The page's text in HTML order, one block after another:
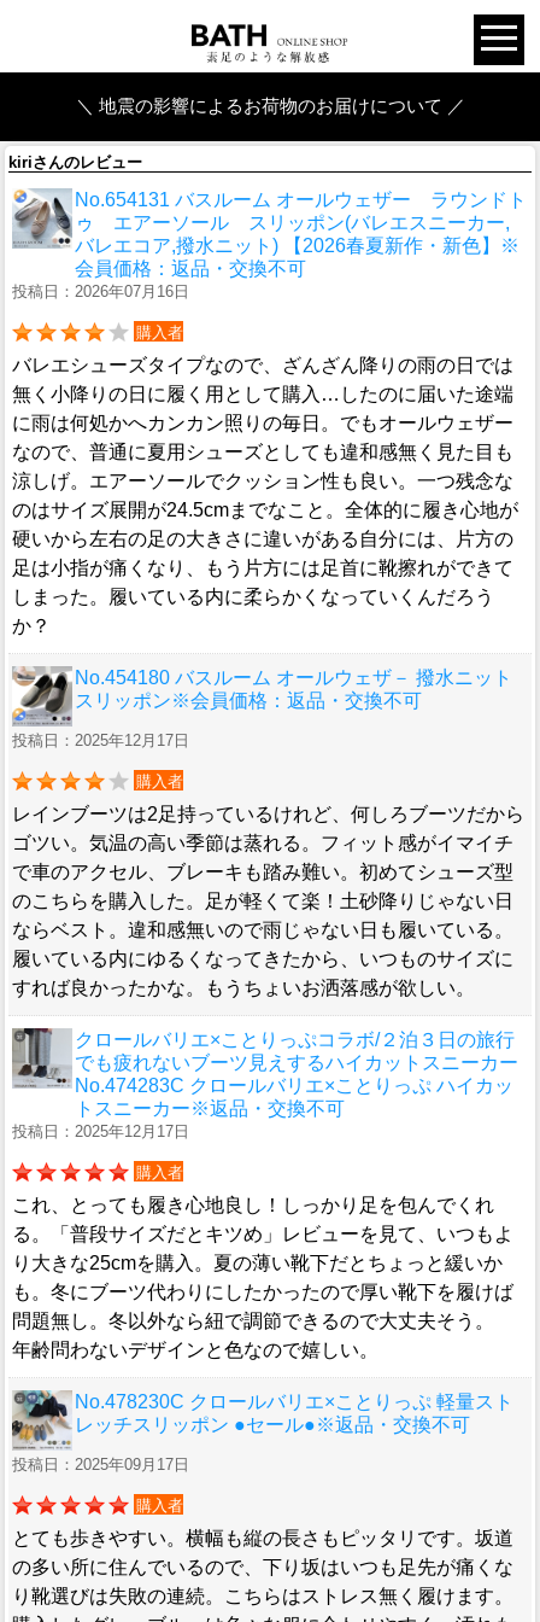
＼ 地震の影響によるお荷物のお届けについて ／
kiriさんのレビュー
No.654131 バスルーム オールウェザー ラウンドト
ゥ エアーソール スリッポン(バレエスニーカー,
バレエコア,撥水ニット) 【2026春夏新作・新色】※
会員価格：返品・交換不可
投稿日：2026年07月16日
購入者
バレエシューズタイプなので、ざんざん降りの雨の日では
無く小降りの日に履く用として購入…したのに届いた途端
に雨は何処かへカンカン照りの毎日。でもオールウェザー
なので、普通に夏用シューズとしても違和感無く見た目も
涼しげ。エアーソールでクッション性も良い。一つ残念な
のはサイズ展開が24.5cmまでなこと。全体的に履き心地が
硬いから左右の足の大きさに違いがある自分には、片方の
足は小指が痛くなり、もう片方には足首に靴擦れができて
しまった。履いている内に柔らかくなっていくんだろう
か？
No.454180 バスルーム オールウェザ－ 撥水ニット
スリッポン※会員価格：返品・交換不可
投稿日：2025年12月17日
購入者
レインブーツは2足持っているけれど、何しろブーツだから
ゴツい。気温の高い季節は蒸れる。フィット感がイマイチ
で車のアクセル、ブレーキも踏み難い。初めてシューズ型
のこちらを購入した。足が軽くて楽！土砂降りじゃない日
ならベスト。違和感無いので雨じゃない日も履いている。
履いている内にゆるくなってきたから、いつものサイズに
すれば良かったかな。もうちょいお洒落感が欲しい。
クロールバリエ×ことりっぷコラボ/２泊３日の旅行
でも疲れないブーツ見えするハイカットスニーカー
No.474283C クロールバリエ×ことりっぷ ハイカッ
トスニーカー※返品・交換不可
投稿日：2025年12月17日
購入者
これ、とっても履き心地良し！しっかり足を包んでくれ
る。「普段サイズだとキツめ」レビューを見て、いつもよ
り大きな25cmを購入。夏の薄い靴下だとちょっと緩いか
も。冬にブーツ代わりにしたかったので厚い靴下を履けば
問題無し。冬以外なら紐で調節できるので大丈夫そう。
年齢問わないデザインと色なので嬉しい。
No.478230C クロールバリエ×ことりっぷ 軽量スト
レッチスリッポン ●セール●※返品・交換不可
投稿日：2025年09月17日
購入者
とても歩きやすい。横幅も縦の長さもピッタリです。坂道
の多い所に住んでいるので、下り坂はいつも足先が痛くな
り靴選びは失敗の連続。こちらはストレス無く履けます。